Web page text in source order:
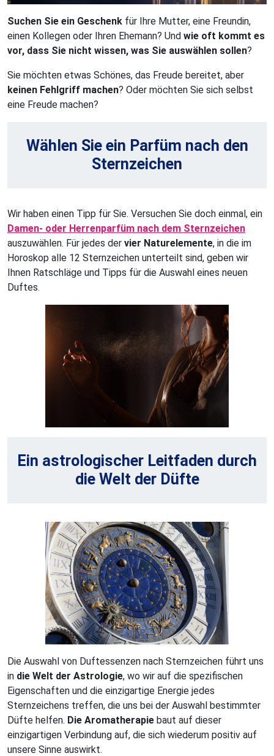
Suchen Sie ein Geschenk für Ihre Mutter, eine Freundin,
einen Kollegen oder Ihren Ehemann? Und wie oft kommt es
vor, dass Sie nicht wissen, was Sie auswählen sollen?
Sie möchten etwas Schönes, das Freude bereitet, aber
keinen Fehlgriff machen? Oder möchten Sie sich selbst
eine Freude machen?
Wählen Sie ein Parfüm nach den
Sternzeichen
Wir haben einen Tipp für Sie. Versuchen Sie doch einmal, ein
Damen- oder Herrenparfüm nach dem Sternzeichen
auszuwählen. Für jedes der vier Naturelemente, in die im
Horoskop alle 12 Sternzeichen unterteilt sind, geben wir
Ihnen Ratschläge und Tipps für die Auswahl eines neuen
Duftes.
Ein astrologischer Leitfaden durch
die Welt der Düfte
Die Auswahl von Duftessenzen nach Sternzeichen führt uns
in die Welt der Astrologie, wo wir auf die spezifischen
Eigenschaften und die einzigartige Energie jedes
Sternzeichens treffen, die uns bei der Auswahl bestimmter
Düfte helfen. Die Aromatherapie baut auf dieser
einzigartigen Verbindung auf, die sich wiederum positiv auf
unsere Sinne auswirkt.